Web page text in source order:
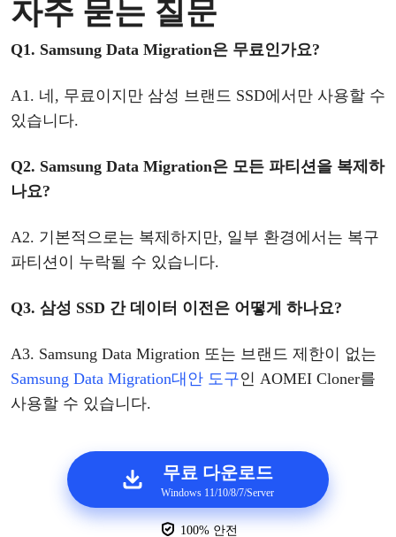
자주 묻는 질문
Q1. Samsung Data Migration은 무료인가요?
A1. 네, 무료이지만 삼성 브랜드 SSD에서만 사용할 수
있습니다.
Q2. Samsung Data Migration은 모든 파티션을 복제하
나요?
A2. 기본적으로는 복제하지만, 일부 환경에서는 복구
파티션이 누락될 수 있습니다.
Q3. 삼성 SSD 간 데이터 이전은 어떻게 하나요?
A3. Samsung Data Migration 또는 브랜드 제한이 없는
Samsung Data Migration대안 도구인 AOMEI Cloner를
사용할 수 있습니다.
무료 다운로드
Windows 11/10/8/7/Server
100% 안전